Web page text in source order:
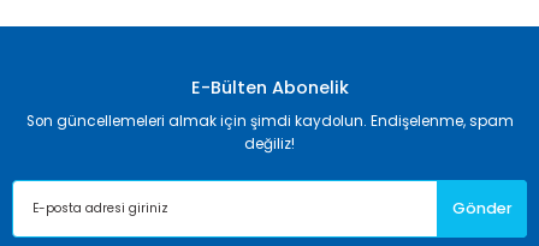
Görüş ve önerileriniz için teşekkür ederiz.
Ürün resmi kalitesiz, bozuk veya görüntülenemiyor.
Ürün açıklamasında eksik bilgiler bulunuyor.
Ürün bilgilerinde hatalar bulunuyor.
E-Bülten Abonelik
Son güncellemeleri almak için şimdi kaydolun. Endişelenme, spam
değiliz!
Gönder